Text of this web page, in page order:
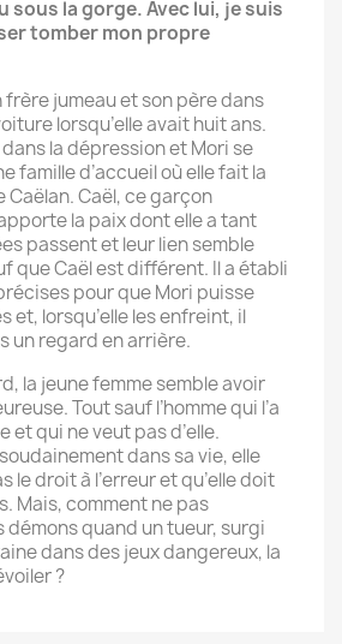
sous la gorge. Avec lui, je suis
tomber mon propre
frère jumeau et son père dans
lorsqu’elle avait huit ans.
la dépression et Mori se
famille d’accueil où elle fait la
Caël, ce garçon
la paix dont elle a tant
passent et leur lien semble
que Caël est différent. Il a établi
pour que Mori puisse
et, lorsqu’elle les enfreint, il
un regard en arrière.
la jeune femme semble avoir
Tout sauf l’homme qui l’a
et qui ne veut pas d’elle.
dans sa vie, elle
le droit à l’erreur et qu’elle doit
Mais, comment ne pas
démons quand un tueur, surgi
dans des jeux dangereux, la
?